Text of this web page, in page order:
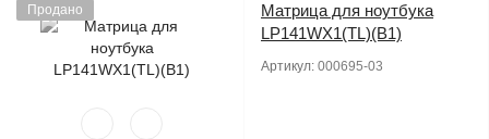
Продано
Матрица для ноутбука
LP141WX1(TL)(B1)
Артикул: 000695-03